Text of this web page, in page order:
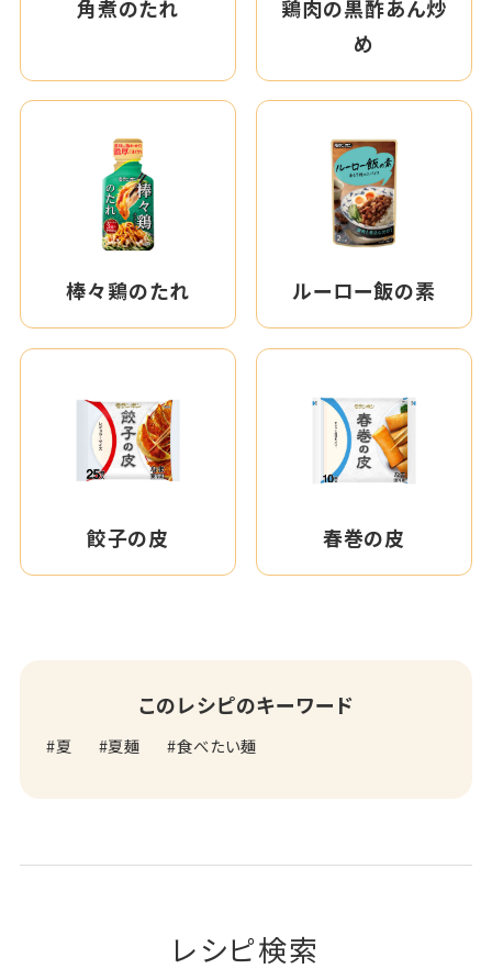
角煮のたれ
鶏肉の黒酢あん炒
め
棒々鶏のたれ ルーロー飯の素
餃子の皮 春巻の皮
このレシピのキーワード
夏 夏麺 食べたい麺
レシピ検索